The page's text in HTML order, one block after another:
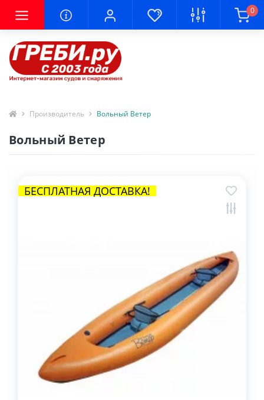
0
Производитель Вольный Ветер
Вольный Ветер
БЕСПЛАТНАЯ ДОСТАВКА!